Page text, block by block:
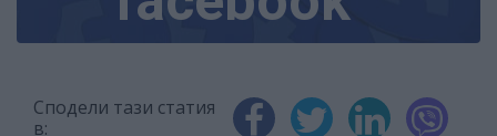
Сподели тази статия
в: